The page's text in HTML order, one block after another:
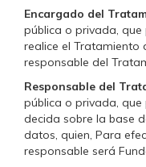
Encargado del
pública o privada,
realice el Tratamiento
responsable del
Responsable del
pública o privada,
decida sobre la base
datos, quien, Para
responsable será